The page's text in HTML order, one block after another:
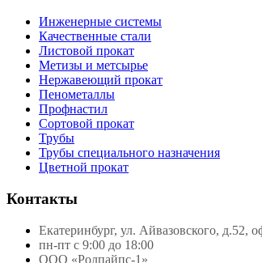
Инженерные системы
Качественные стали
Листовой прокат
Метизы и метсырье
Нержавеющий прокат
Пенометаллы
Профнастил
Сортовой прокат
Трубы
Трубы специального назначения
Цветной прокат
Контакты
Екатеринбург, ул. Айвазовского, д.52,
пн-пт с 9:00 до 18:00
ООО «Ролпайпс-1»